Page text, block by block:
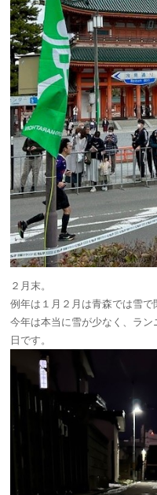
２月末。
例年は１月２月は青森では雪
今年は本当に雪が少なく、ラ
日です。